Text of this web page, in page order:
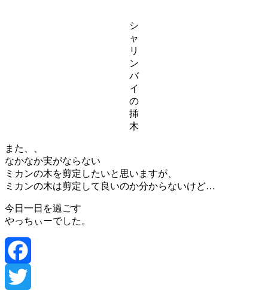
シ
ャ
リ
ン
バ
イ
の
挿
木
また、、
なかなか実がならない
ミカンの木を剪定したいと思いますが、
ミカンの木は剪定して良いのか分からないけど…
今日一日を過ごす
やっちぃーでした。
Facebook